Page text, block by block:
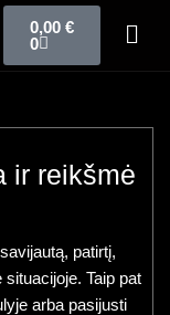
0,00 €
0
ir reikšmė
patirtį,
Taip pat
arba pasijusti